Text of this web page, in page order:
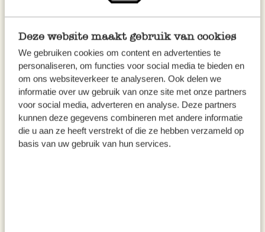
Deze website maakt gebruik van cookies
We gebruiken cookies om content en advertenties te
personaliseren, om functies voor social media te bieden en
om ons websiteverkeer te analyseren. Ook delen we
informatie over uw gebruik van onze site met onze partners
voor social media, adverteren en analyse. Deze partners
kunnen deze gegevens combineren met andere informatie
die u aan ze heeft verstrekt of die ze hebben verzameld op
basis van uw gebruik van hun services.
Assaisonnez de poivre du moulin et de sel.
Réalisez la vinaigrette en rassemblant dans un
bol le jus de citron, la moutarde, le miel et
l’huile d’olive. Mélangez le tout au fouet.
Poivrez et salez.
Intégrez ensuite la vinaigrette à la salade de
couscous en mélangeant et laissez reposer